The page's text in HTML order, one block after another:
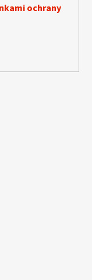
ochrany